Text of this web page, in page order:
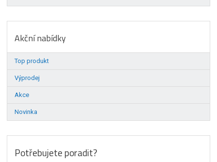
Akční nabídky
Top produkt
Výprodej
Akce
Novinka
Potřebujete poradit?